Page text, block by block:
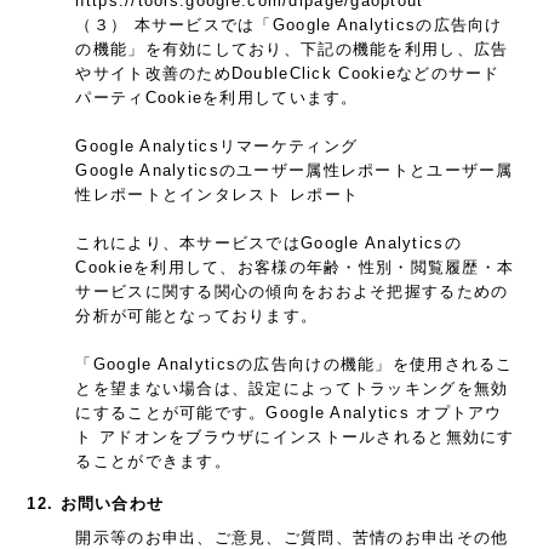
（３） 本サービスでは「Google Analyticsの広告向け
の機能」を有効にしており、下記の機能を利用し、広告
やサイト改善のためDoubleClick Cookieなどのサード
パーティCookieを利用しています。
Google Analyticsリマーケティング
Google Analyticsのユーザー属性レポートとユーザー属
性レポートとインタレスト レポート
これにより、本サービスではGoogle Analyticsの
Cookieを利用して、お客様の年齢・性別・閲覧履歴・本
サービスに関する関心の傾向をおおよそ把握するための
分析が可能となっております。
「Google Analyticsの広告向けの機能」を使用されるこ
とを望まない場合は、設定によってトラッキングを無効
にすることが可能です。Google Analytics オプトアウ
ト アドオンをブラウザにインストールされると無効にす
ることができます。
12. お問い合わせ
開示等のお申出、ご意見、ご質問、苦情のお申出その他